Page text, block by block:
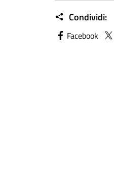
Condividi:
Facebook